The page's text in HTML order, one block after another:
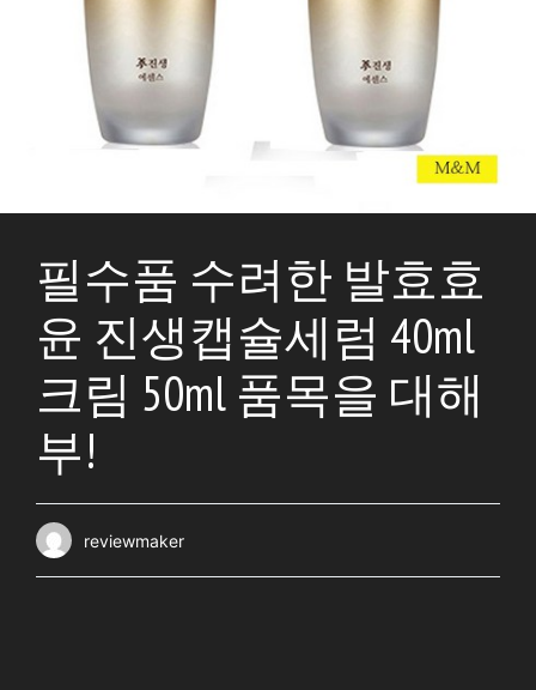
필수품 수려한 발효효
윤 진생캡슐세럼 40ml
크림 50ml 품목을 대해
부!
reviewmaker